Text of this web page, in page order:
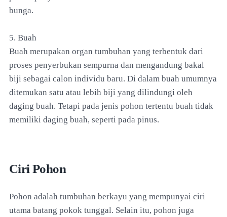
bunga.
5. Buah
Buah merupakan organ tumbuhan yang terbentuk dari
proses penyerbukan sempurna dan mengandung bakal
biji sebagai calon individu baru. Di dalam buah umumnya
ditemukan satu atau lebih biji yang dilindungi oleh
daging buah. Tetapi pada jenis pohon tertentu buah tidak
memiliki daging buah, seperti pada pinus.
Ciri Pohon
Pohon adalah tumbuhan berkayu yang mempunyai ciri
utama batang pokok tunggal. Selain itu, pohon juga